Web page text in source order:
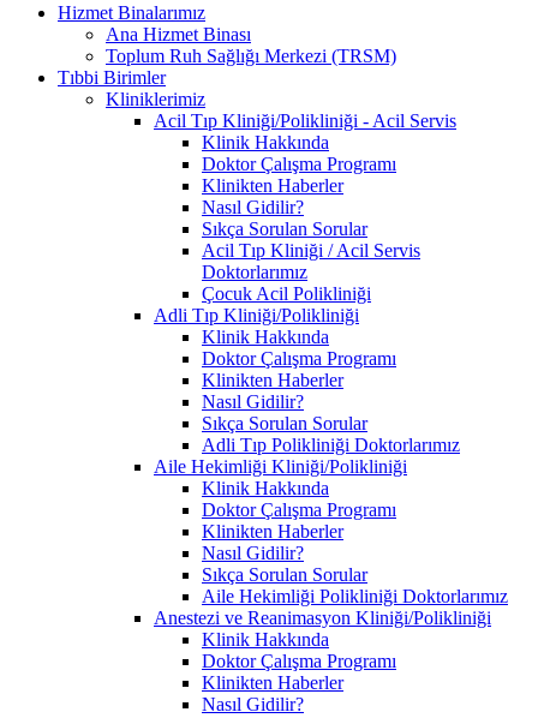
Hizmet Binalarımız
Ana Hizmet Binası
Toplum Ruh Sağlığı Merkezi (TRSM)
Tıbbi Birimler
Kliniklerimiz
Acil Tıp Kliniği/Polikliniği - Acil Servis
Klinik Hakkında
Doktor Çalışma Programı
Klinikten Haberler
Nasıl Gidilir?
Sıkça Sorulan Sorular
Acil Tıp Kliniği / Acil Servis
Doktorlarımız
Çocuk Acil Polikliniği
Adli Tıp Kliniği/Polikliniği
Klinik Hakkında
Doktor Çalışma Programı
Klinikten Haberler
Nasıl Gidilir?
Sıkça Sorulan Sorular
Adli Tıp Polikliniği Doktorlarımız
Aile Hekimliği Kliniği/Polikliniği
Klinik Hakkında
Doktor Çalışma Programı
Klinikten Haberler
Nasıl Gidilir?
Sıkça Sorulan Sorular
Aile Hekimliği Polikliniği Doktorlarımız
Anestezi ve Reanimasyon Kliniği/Polikliniği
Klinik Hakkında
Doktor Çalışma Programı
Klinikten Haberler
Nasıl Gidilir?